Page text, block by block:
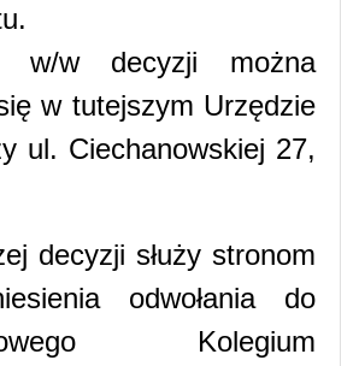
w/w decyzji można
w tutejszym Urzędzie
ul. Ciechanowskiej 27,
decyzji służy stronom
odwołania do
Kolegium